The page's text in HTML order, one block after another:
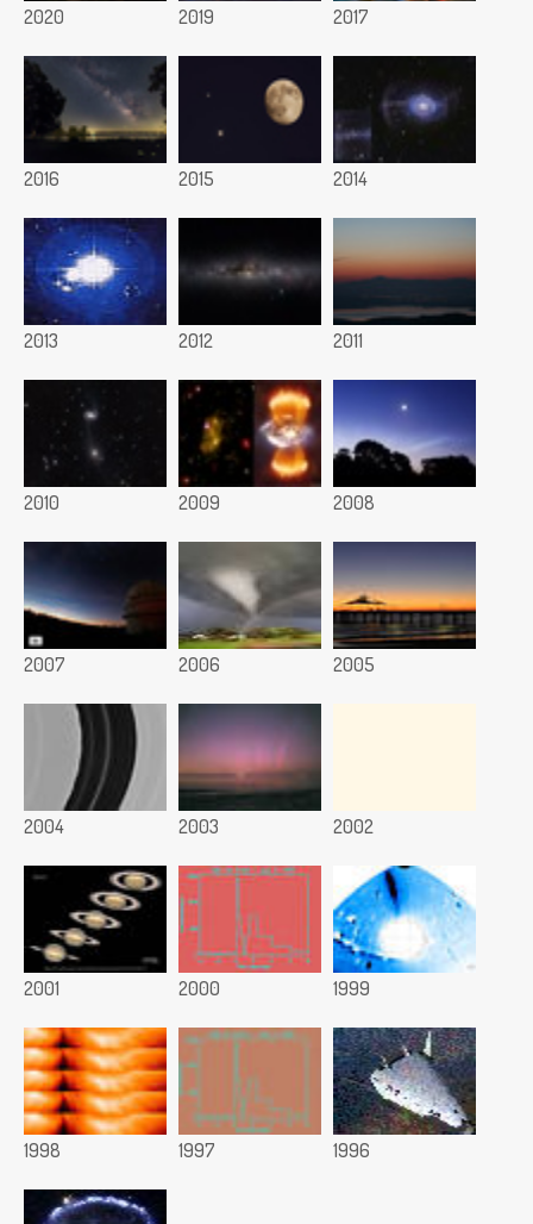
2020 2019 2017
2016 2015 2014
2013 2012 2011
2010 2009 2008
2007 2006 2005
2004 2003 2002
2001 2000 1999
1998 1997 1996